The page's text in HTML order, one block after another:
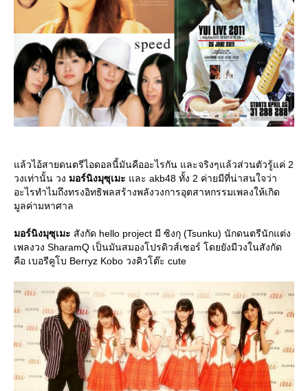
ล้วไอ้สายดนตรีไอดอลนี้มันคืออะไรกัน และจริงๆแล้วส่วนตัวรู้แค่ 2
วงเท่านั้น วง มอร์นิงมุซุเมะ ละ akb48 ทั้ง 2 ค่ายมีที่น่าสนใจว่า
อะไรทำไมถึงทรงอิทธิพลสร้างพลังวงการอุตสาหกรรมเพลงให้เกิด
มูลค่ามหาศาล
มอร์นิงมุซุเมะ สังกัด hello project มี ซิงกุ (Tsunku) นักดนตรีนักแต่ง
เพลงวง SharamQ เป็นมันสมองโปรดิวส์เซอร์ โดยยังมีวงในสังกัด
คือ เบอรีคูโบ Berryz Kobo วงคิวโต๊ะ cute